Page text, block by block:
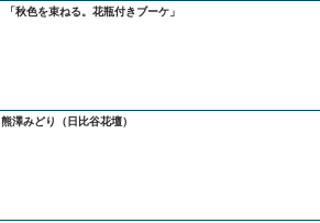
「秋色を束ねる。花瓶付きブーケ」
熊澤みどり（日比谷花壇）